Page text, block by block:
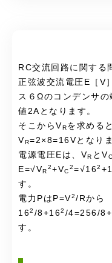
RC交流回路に関する
正弦波交流電圧E［V
ス６Ωのコンデンサ
値2Aとなります。
そこからVRを求める
VR=2×8=16Vとなりま
電源電圧Eは、VR とVC
E=√VR
2+VC
2=√162
す。
電力PはP=V2/Rから
162 /8+162 /4=256/
す。